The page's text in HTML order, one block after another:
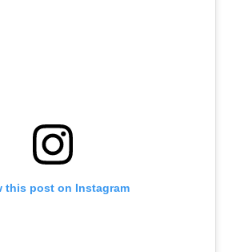
this post on Instagram